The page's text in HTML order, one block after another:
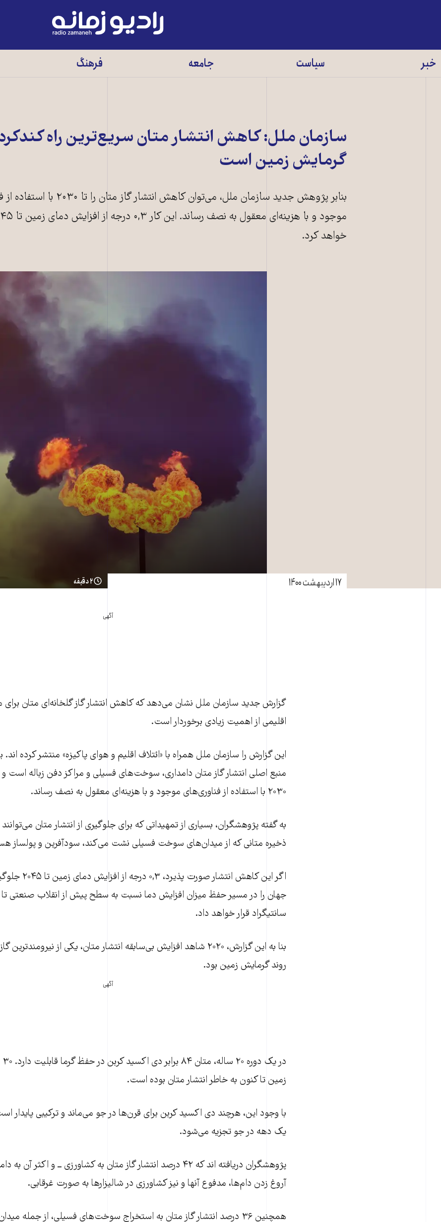
رادیو
زمانه
خبر سیاست جامعه فرهنگ
سازمان ملل: کاهش انتشار متان سریع‌ترین راه
گرمایش زمین است
بنابر پژوهش جدید سازمان ملل، می‌توان کاهش انتشار
خواهد کرد.
۱۷ اردیبهشت ۱۴۰۰ ۲ دقیقه
آگهی
گزارش جدید سازمان ملل نشان می‌دهد که کاهش انتشار گاز گلخانه‌ای متان برای
اقلیمی از اهمیت زیادی برخوردار است.
این گزارش را سازمان ملل همراه با «ائتلاف اقلیم و هوای پاکیزه» منتشر کرده
منبع اصلی انتشار گاز متان دامداری، سوخت‌های فسیلی و مراکز دفن زباله است و
۲۰۳۰ با استفاده از فناوری‌های موجود و با هزینه‌ای معقول به نصف رساند.
به گفته پژوهشگران، بسیاری از تمهیداتی که برای جلوگیری از انتشار متان
ذخیره متانی که از میدان‌های سوخت فسیلی نشت می‌کند، سودآفرین و پولساز
اگر این کاهش انتشار
سانتیگراد قرار خواهد داد.
بنا به این گزارش، ۲۰۲۰ شاهد افزایش بی‌سابقه انتشار متان، یکی از
روند گرمایش زمین بود.
آگهی
زمین تا کنون به خاطر انتشار متان بوده است.
با وجود این، هرچند دی اکسید کربن برای قرن‌ها در جو می‌ماند و ترکیبی پایدار
یک دهه در جو تجزیه می‌شود.
پژوهشگران دریافته اند که ۴۲ درصد انتشار گاز متان به کشاورزی ــ و اکثر
آروغ زدن دام‌ها، مدفوع آنها و نیز کشاورزی در شالیزارها به صورت غرقابی.
همچنین ۳۶ درصد انتشار گاز متان به استخراج سوخت‌های فسیلی، از جمله